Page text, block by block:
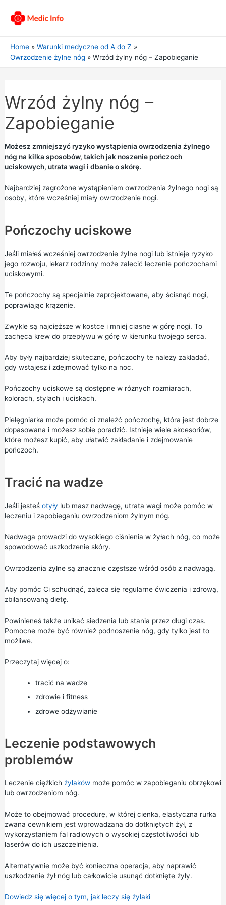
Home
Warunki medyczne od A do Z
Owrzodzenie żylne nóg
Wrzód żylny nóg – Zapobieganie
Wrzód żylny nóg –
Zapobieganie
Możesz zmniejszyć ryzyko wystąpienia owrzodzenia żylnego
nóg na kilka sposobów, takich jak noszenie pończoch
uciskowych, utrata wagi i dbanie o skórę.
Najbardziej zagrożone wystąpieniem owrzodzenia żylnego nogi są
osoby, które wcześniej miały owrzodzenie nogi.
Pończochy uciskowe
Jeśli miałeś wcześniej owrzodzenie żylne nogi lub istnieje ryzyko
jego rozwoju, lekarz rodzinny może zalecić leczenie pończochami
uciskowymi.
Te pończochy są specjalnie zaprojektowane, aby ścisnąć nogi,
poprawiając krążenie.
Zwykle są najcięższe w kostce i mniej ciasne w górę nogi. To
zachęca krew do przepływu w górę w kierunku twojego serca.
Aby były najbardziej skuteczne, pończochy te należy zakładać,
gdy wstajesz i zdejmować tylko na noc.
Pończochy uciskowe są dostępne w różnych rozmiarach,
kolorach, stylach i uciskach.
Pielęgniarka może pomóc ci znaleźć pończochę, która jest dobrze
dopasowana i możesz sobie poradzić. Istnieje wiele akcesoriów,
które możesz kupić, aby ułatwić zakładanie i zdejmowanie
pończoch.
Tracić na wadze
Jeśli jesteś otyły lub masz nadwagę, utrata wagi może pomóc w
leczeniu i zapobieganiu owrzodzeniom żylnym nóg.
Nadwaga prowadzi do wysokiego ciśnienia w żyłach nóg, co może
spowodować uszkodzenie skóry.
Owrzodzenia żylne są znacznie częstsze wśród osób z nadwagą.
Aby pomóc Ci schudnąć, zaleca się regularne ćwiczenia i zdrową,
zbilansowaną dietę.
Powinieneś także unikać siedzenia lub stania przez długi czas.
Pomocne może być również podnoszenie nóg, gdy tylko jest to
możliwe.
Przeczytaj więcej o:
tracić na wadze
zdrowie i fitness
zdrowe odżywianie
Leczenie podstawowych
problemów
Leczenie ciężkich żylakówmoże pomóc w zapobieganiu obrzękowi
lub owrzodzeniom nóg.
Może to obejmować procedurę, w której cienka, elastyczna rurka
zwana cewnikiem jest wprowadzana do dotkniętych żył, z
wykorzystaniem fal radiowych o wysokiej częstotliwości lub
laserów do ich uszczelnienia.
Alternatywnie może być konieczna operacja, aby naprawić
uszkodzenie żył nóg lub całkowicie usunąć dotknięte żyły.
Dowiedz się więcej o tym, jak leczy się żylaki